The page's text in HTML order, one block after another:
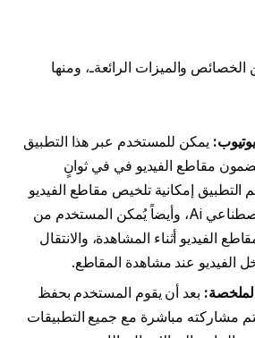
الخصائص والميزات الرائعةـ، ومنها
يمكن للمستخدم عبر هذا التطبيق
مقاطع الفيديو في في ثوانٍ
إمكانية تلخيص مقاطع الفيديو
بواسطة الذكاء الاصطناعي Ai، وأيضاً يُمكن المستخدم من
الفيديو أثناء المشاهدة، والانتقال
الفيديو عند مشاهدة المقاطع.
بعد أن يقوم المستخدم بحفظ
مشاركته مباشرة مع جميع التطبيقات